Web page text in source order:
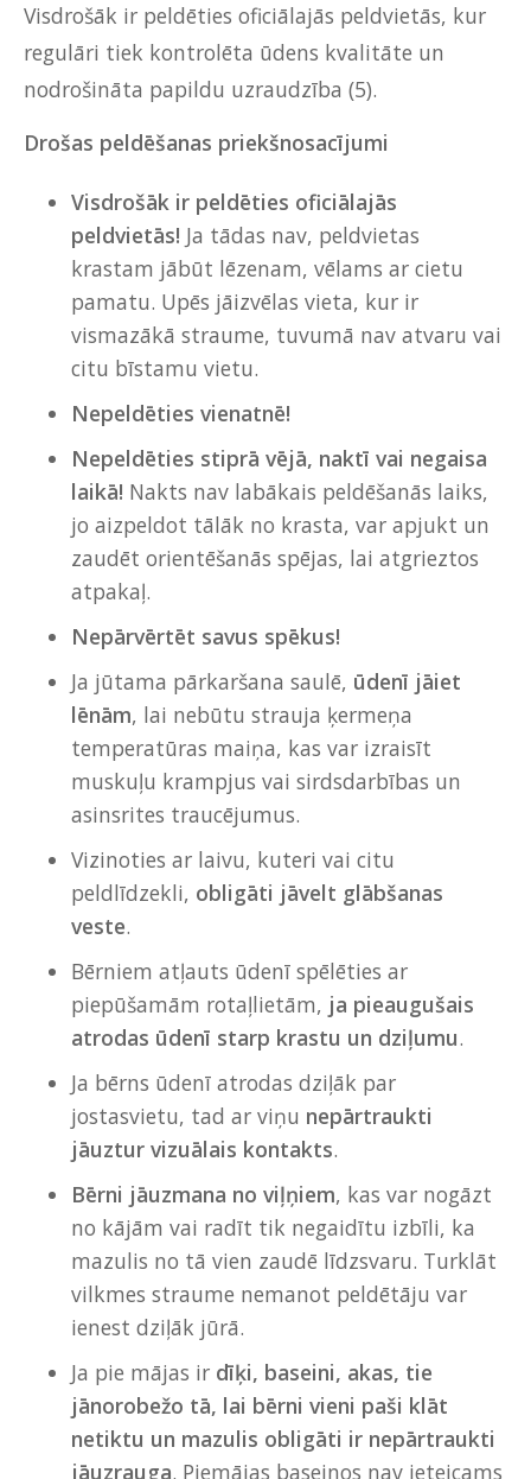
Visdrošāk ir peldēties oficiālajās peldvietās, kur
regulāri tiek kontrolēta ūdens kvalitāte un
nodrošināta papildu uzraudzība (5).
Drošas peldēšanas priekšnosacījumi
Visdrošāk ir peldēties oficiālajās
peldvietās! Ja tādas nav, peldvietas
krastam jābūt lēzenam, vēlams ar cietu
pamatu. Upēs jāizvēlas vieta, kur ir
vismazākā straume, tuvumā nav atvaru vai
citu bīstamu vietu.
Nepeldēties vienatnē!
Nepeldēties stiprā vējā, naktī vai negaisa
laikā! Nakts nav labākais peldēšanās laiks,
jo aizpeldot tālāk no krasta, var apjukt un
zaudēt orientēšanās spējas, lai atgrieztos
atpakaļ.
Nepārvērtēt savus spēkus!
Ja jūtama pārkaršana saulē, ūdenī jāiet
lēnām, lai nebūtu strauja ķermeņa
temperatūras maiņa, kas var izraisīt
muskuļu krampjus vai sirdsdarbības un
asinsrites traucējumus.
Vizinoties ar laivu, kuteri vai citu
peldlīdzekli, obligāti jāvelt glābšanas
veste.
Bērniem atļauts ūdenī spēlēties ar
piepūšamām rotaļlietām, ja pieaugušais
atrodas ūdenī starp krastu un dziļumu.
Ja bērns ūdenī atrodas dziļāk par
jostasvietu, tad ar viņu nepārtraukti
jāuztur vizuālais kontakts.
Bērni jāuzmana no viļņiem, kas var nogāzt
no kājām vai radīt tik negaidītu izbīli, ka
mazulis no tā vien zaudē līdzsvaru. Turklāt
vilkmes straume nemanot peldētāju var
ienest dziļāk jūrā.
Ja pie mājas ir dīķi, baseini, akas, tie
jānorobežo tā, lai bērni vieni paši klāt
netiktu un mazulis obligāti ir nepārtraukti
jāuzrauga. Piemājas baseinos nav ieteicams